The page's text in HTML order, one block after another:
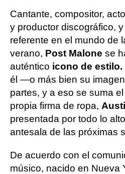
Cantante, compositor,
y productor discográfico,
referente en el mundo de
verano, Post Malone se
auténtico icono de estilo.
él —o más bien su
partes, y a eso se suma
propia firma de ropa,
presentada por todo lo
antesala de las próximas
De acuerdo con el
músico, nacido en Nueva